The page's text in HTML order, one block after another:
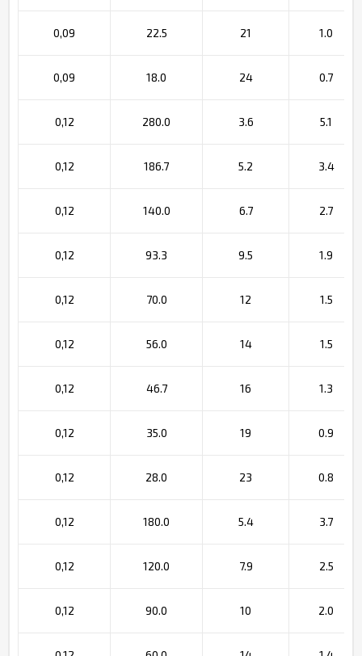
0,09 22.5 21 1.0
0,09 18.0 24 0.7
0,12 280.0 3.6 5.1
0,12 186.7 5.2 3.4
0,12 140.0 6.7 2.7
0,12 93.3 9.5 1.9
0,12 70.0 12 1.5
0,12 56.0 14 1.5
0,12 46.7 16 1.3
0,12 35.0 19 0.9
0,12 28.0 23 0.8
0,12 180.0 5.4 3.7
0,12 120.0 7.9 2.5
0,12 90.0 10 2.0